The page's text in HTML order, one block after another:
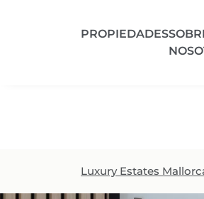
PROPIEDADES
Luxury Estates